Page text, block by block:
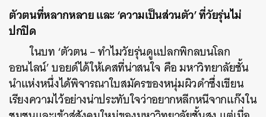
ตัวตนที่หลากหลาย และ ‘ความเป็นส่วนตัว’ ที่วัยรุ่นไม่
ปกปิด
ในบท ‘ตัวตน – ทำไมวัยรุ่นดูแปลกพิกลบนโลก
ออนไลน์’ บอยด์ได้ให้เคสที่น่าสนใจ คือ มหาวิทยาลัยชั้น
นำแห่งหนึ่งได้พิจารณาใบสมัครของหนุ่มผิวดำซึ่งเขียน
เรียงความไว้อย่างน่าประทับใจว่าอยากหลีกหนีจากแก๊งใน